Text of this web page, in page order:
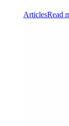
ArticlesRead